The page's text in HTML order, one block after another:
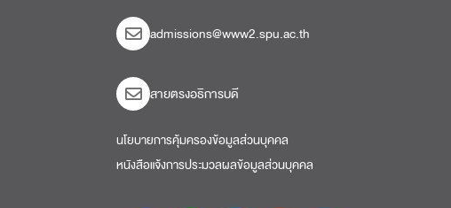
admissions@www2.spu.ac.th
สายตรงอธิการบดี​
นโยบายการคุ้มครองข้อมูลส่วนบุคคล
หนังสือแจ้งการประมวลผลข้อมูลส่วนบุคคล